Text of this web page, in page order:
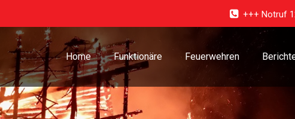
+++ Notruf
Home Funktionäre Feuerwehren